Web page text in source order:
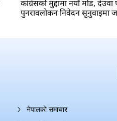
कांग्रेसको मुद्दामा नयाँ मोड, देउवा
पुनरावलोकन निवेदन सुनुवाइमा
नेपालको समाचार